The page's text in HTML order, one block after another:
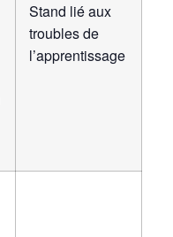
Stand lié aux
troubles de
l’apprentissage